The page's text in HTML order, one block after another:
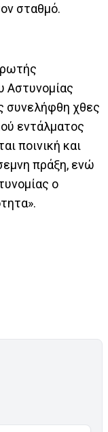
σταθμό.
Αστυνομίας
συνελήφθη χθες
εντάλματος
ποινική και
πράξη, ενώ
ο